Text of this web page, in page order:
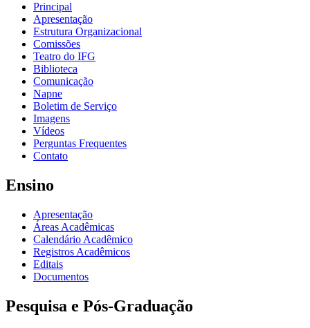
Principal
Apresentação
Estrutura Organizacional
Comissões
Teatro do IFG
Biblioteca
Comunicação
Napne
Boletim de Serviço
Imagens
Vídeos
Perguntas Frequentes
Contato
Ensino
Apresentação
Áreas Acadêmicas
Calendário Acadêmico
Registros Acadêmicos
Editais
Documentos
Pesquisa e Pós-Graduação